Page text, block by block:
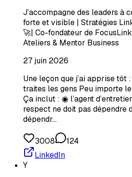
J’accompagne des leaders à
forte et visible | Stratégies
🚀| Co-fondateur de
Ateliers & Mentor Business
27 juin 2026
Une leçon que j’ai apprise tôt
traites les gens Peu importe
Ça inclut : ◉ l’agent
respect ne doit pas dépendre
dépendr…
3008
124
LinkedIn
Y